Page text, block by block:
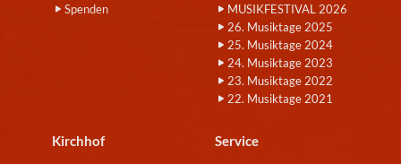
Spenden
MUSIKFESTIVAL 2026
26. Musiktage 2025
25. Musiktage 2024
24. Musiktage 2023
23. Musiktage 2022
22. Musiktage 2021
Kirchhof Service